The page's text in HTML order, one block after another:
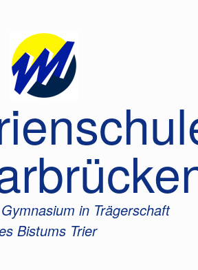
in Trägerschaft
Bistums Trier